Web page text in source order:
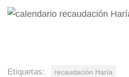
Etiquetas: recaudación Haría